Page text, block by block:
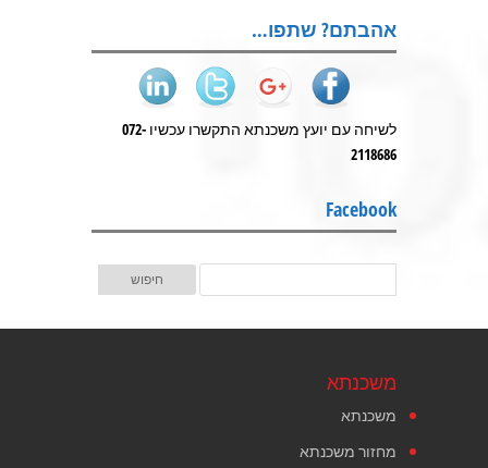
אהבתם? שתפו…
לשיחה עם יועץ משכנתא התקשרו עכשיו 072-
2118686
Facebook
משכנתא
משכנתא
מחזור משכנתא